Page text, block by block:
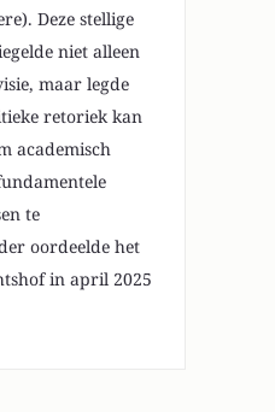
Deze stellige
niet alleen
maar legde
retoriek kan
academisch
te
oordeelde het
in april 2025